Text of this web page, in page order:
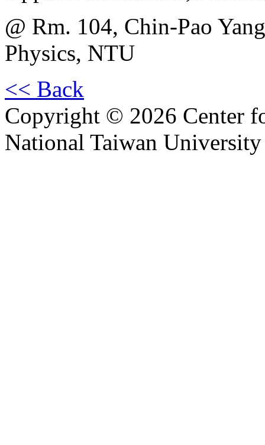
@ Rm. 104, Chin-Pao
Physics, NTU
<< Back
Copyright © 2026 Center
National Taiwan University